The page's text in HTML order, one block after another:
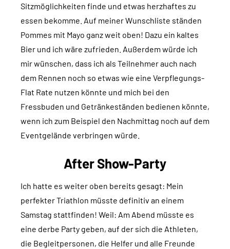
Sitzmöglichkeiten finde und etwas herzhaftes zu
essen bekomme. Auf meiner Wunschliste ständen
Pommes mit Mayo ganz weit oben! Dazu ein kaltes
Bier und ich wäre zufrieden. Außerdem würde ich
mir wünschen, dass ich als Teilnehmer auch nach
dem Rennen noch so etwas wie eine Verpflegungs-
Flat Rate nutzen könnte und mich bei den
Fressbuden und Getränkeständen bedienen könnte,
wenn ich zum Beispiel den Nachmittag noch auf dem
Eventgelände verbringen würde.
After Show-Party
Ich hatte es weiter oben bereits gesagt: Mein
perfekter Triathlon müsste definitiv an einem
Samstag stattfinden! Weil: Am Abend müsste es
eine derbe Party geben, auf der sich die Athleten,
die Begleitpersonen, die Helfer und alle Freunde